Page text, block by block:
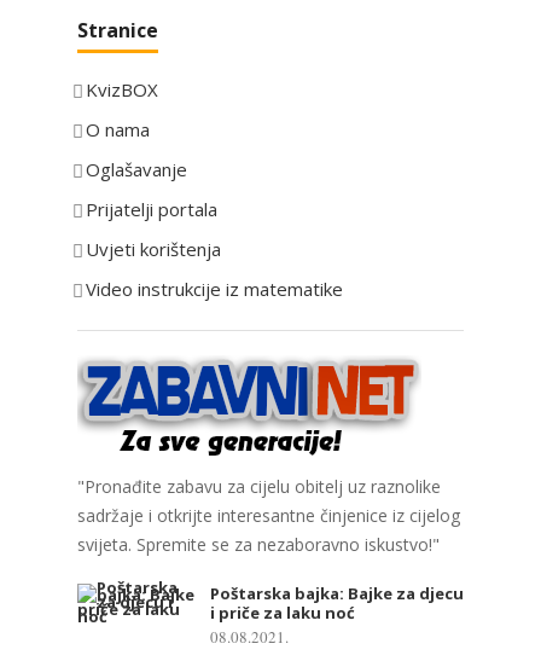
t
g
o
i
j
Stranice
KvizBOX
O nama
Oglašavanje
Prijatelji portala
Uvjeti korištenja
Video instrukcije iz matematike
"Pronađite zabavu za cijelu obitelj uz raznolike
sadržaje i otkrijte interesantne činjenice iz cijelog
svijeta. Spremite se za nezaboravno iskustvo!"
Poštarska bajka: Bajke za djecu
i priče za laku noć
08.08.2021.